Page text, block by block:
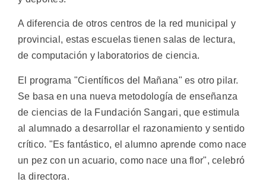
A diferencia de otros centros de la red municipal y
provincial, estas escuelas tienen salas de lectura,
de computación y laboratorios de ciencia.
El programa "Científicos del Mañana" es otro pilar.
Se basa en una nueva metodología de enseñanza
de ciencias de la Fundación Sangari, que estimula
al alumnado a desarrollar el razonamiento y sentido
crítico. "Es fantástico, el alumno aprende como nace
un pez con un acuario, como nace una flor", celebró
la directora.